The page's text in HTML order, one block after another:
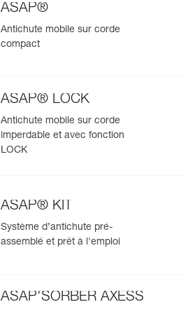
ASAP®
Antichute mobile sur corde
compact
ASAP® LOCK
Antichute mobile sur corde
imperdable et avec fonction
LOCK
ASAP® KIT
Système d’antichute pré-
assemblé et prêt à l'emploi
ASAP'SORBER AXESS